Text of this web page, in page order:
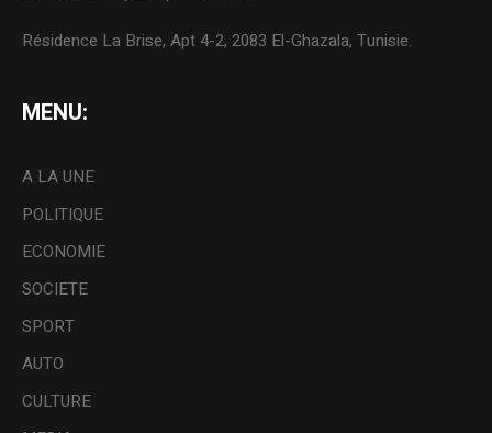
Résidence La Brise, Apt 4-2, 2083 El-Ghazala, Tunisie.
MENU:
A LA UNE
POLITIQUE
ECONOMIE
SOCIETE
SPORT
AUTO
CULTURE